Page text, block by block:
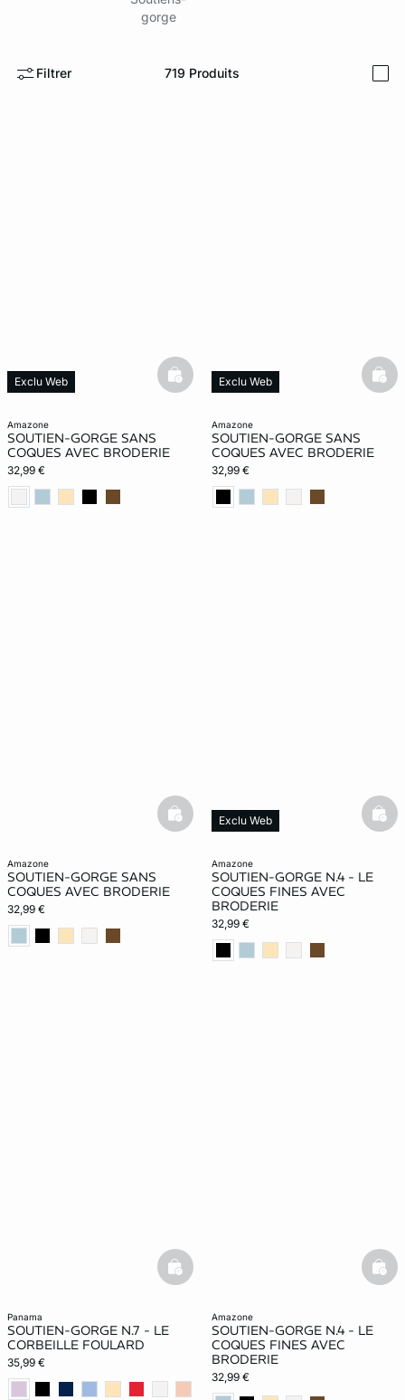
gorge
Filtrer 719 Produits
amazone
SOUTIEN-GORGE SANS
COQUES AVEC BRODERIE
32,99 €
Exclu Web basketfull
amazone
SOUTIEN-GORGE SANS
COQUES AVEC BRODERIE
32,99 €
Exclu Web
amazone
SOUTIEN-GORGE SANS
COQUES AVEC BRODERIE
32,99 €
basketfull
amazone
SOUTIEN-GORGE N.4 - LE
COQUES FINES AVEC
BRODERIE
32,99 €
Exclu Web
panama
SOUTIEN-GORGE N.7 - LE
CORBEILLE FOULARD
35,99 €
basketfull
amazone
SOUTIEN-GORGE N.4 - LE
COQUES FINES AVEC
BRODERIE
32,99 €